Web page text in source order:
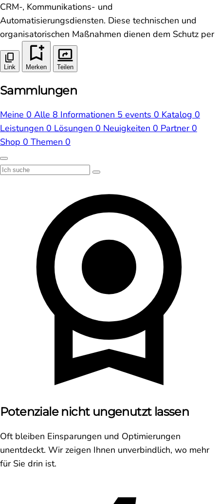
CRM-, Kommunikations- und
Automatisierungsdiensten. Diese technischen und
organisatorischen Maßnahmen dienen dem Schutz per
Link Merken Teilen
Sammlungen
Meine 0 Alle 8 Informationen 5 events 0 Katalog 0
Leistungen 0 Lösungen 0 Neuigkeiten 0 Partner 0
Shop 0 Themen 0
Potenziale nicht ungenutzt lassen
Oft bleiben Einsparungen und Optimierungen
unentdeckt. Wir zeigen Ihnen unverbindlich, wo mehr
für Sie drin ist.